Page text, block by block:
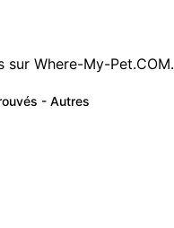
Where-My-Pet.COM.
- Autres